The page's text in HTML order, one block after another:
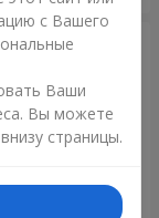
с Вашего
Ваши
Вы можете
страницы.